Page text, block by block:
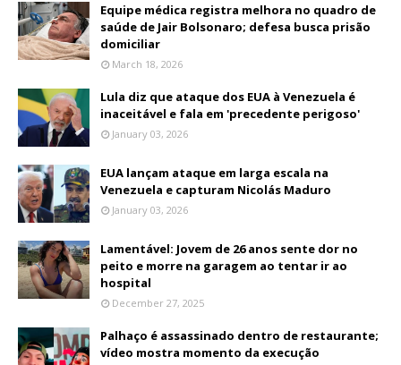
Equipe médica registra melhora no quadro de
saúde de Jair Bolsonaro; defesa busca prisão
domiciliar
March 18, 2026
Lula diz que ataque dos EUA à Venezuela é
inaceitável e fala em 'precedente perigoso'
January 03, 2026
EUA lançam ataque em larga escala na
Venezuela e capturam Nicolás Maduro
January 03, 2026
Lamentável: Jovem de 26 anos sente dor no
peito e morre na garagem ao tentar ir ao
hospital
December 27, 2025
Palhaço é assassinado dentro de restaurante;
vídeo mostra momento da execução